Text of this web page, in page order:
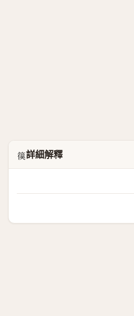
𥵜詳細解釋